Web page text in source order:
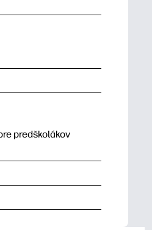
predškolákov